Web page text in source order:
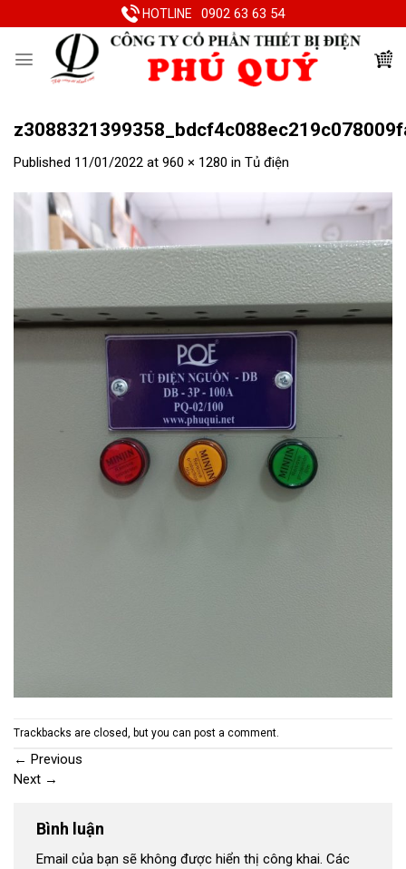
to
HOTLINE 0902 63 63 54
Published 11/01/2022 at 960 × 1280 in Tủ điện
Trackbacks are closed, but you can post a comment.
← Previous
Next →
Bình luận
Email của bạn sẽ không được hiển thị công khai. Các